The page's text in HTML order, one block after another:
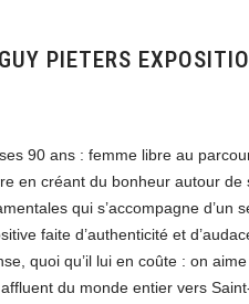
PIETERS
90 ans : femme libre au
en créant du bonheur autour
qui s’accompagne d’un
faite d’authenticité et
quoi qu’il lui en coûte : on
du monde entier vers